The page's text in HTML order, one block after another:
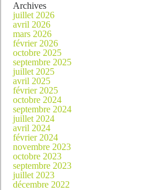
Archives
juillet 2026
avril 2026
mars 2026
février 2026
octobre 2025
septembre 2025
juillet 2025
avril 2025
février 2025
octobre 2024
septembre 2024
juillet 2024
avril 2024
février 2024
novembre 2023
octobre 2023
septembre 2023
juillet 2023
décembre 2022